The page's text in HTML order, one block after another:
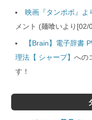
映画『タンポポ』よ
メント (麺喰いより
【Brain】電子辞書
理法【 シャープ】 への
す！